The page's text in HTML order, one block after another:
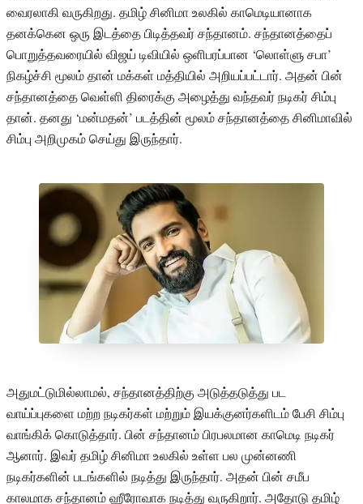
வைரலாகி வருகிறது. தமிழ் சினிமா உலகில் காமெடியானாக
தனக்கென ஒரு இடத்தை பிடித்தவர் சந்தானம். சந்தானத்தைப்
பொறுத்தவரையில் விஜய் டிவியில் ஒளிபரப்பான ‘லொள்ளு சபா’
நிகழ்ச்சி மூலம் தான் மக்கள் மத்தியில் அறியப்பட்டார். அதன் பின்
சந்தானத்தை வெள்ளி திரைக்கு அழைத்து வந்தவர் நடிகர் சிம்பு
தான். தனது ‘மன்மதன்’ படத்தின் மூலம் சந்தானத்தை சினிமாவில்
சிம்பு அறிமுகம் செய்து இருந்தார்.
அதுமட்டுமில்லாமல், சந்தானத்திற்கு அடுத்தடுத்து பட
வாய்ப்புகளை மற்ற நடிகர்கள் மற்றும் இயக்குனர்களிடம் பேசி சிம்பு
வாங்கிக் கொடுத்தார். பின் சந்தானம் பிரபலமான காமெடி நடிகர்
ஆனார். இவர் தமிழ் சினிமா உலகில் உள்ள பல முன்னணி
நடிகர்களின் படங்களில் நடித்து இருந்தார். அதன் பின் சமீப
காலமாக சந்தானம் ஹீரோவாக நடித்து வருகிறார். அதோடு தமிழ்